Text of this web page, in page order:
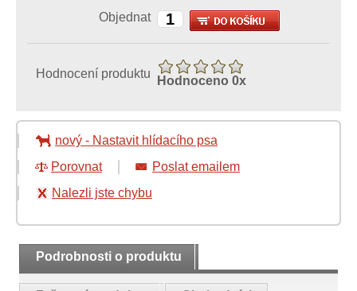
Objednat
Hodnocení produktu
Hodnoceno 0x
nový - Nastavit hlídacího psa
Porovnat
Poslat emailem
Nalezli jste chybu
Podrobnosti o produktu